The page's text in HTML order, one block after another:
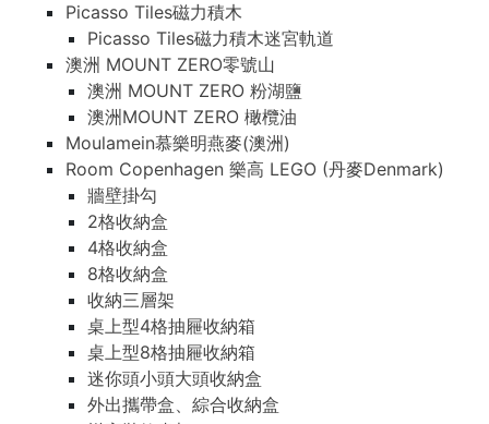
Picasso Tiles磁力積木
Picasso Tiles磁力積木迷宮軌道
澳洲 MOUNT ZERO零號山
澳洲 MOUNT ZERO 粉湖鹽
澳洲MOUNT ZERO 橄欖油
Moulamein慕樂明燕麥(澳洲)
Room Copenhagen 樂高 LEGO (丹麥Denmark)
牆壁掛勾
2格收納盒
4格收納盒
8格收納盒
收納三層架
桌上型4格抽屜收納箱
桌上型8格抽屜收納箱
迷你頭小頭大頭收納盒
外出攜帶盒、綜合收納盒